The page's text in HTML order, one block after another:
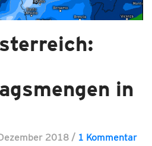
in
2018 / 1 Kommentar